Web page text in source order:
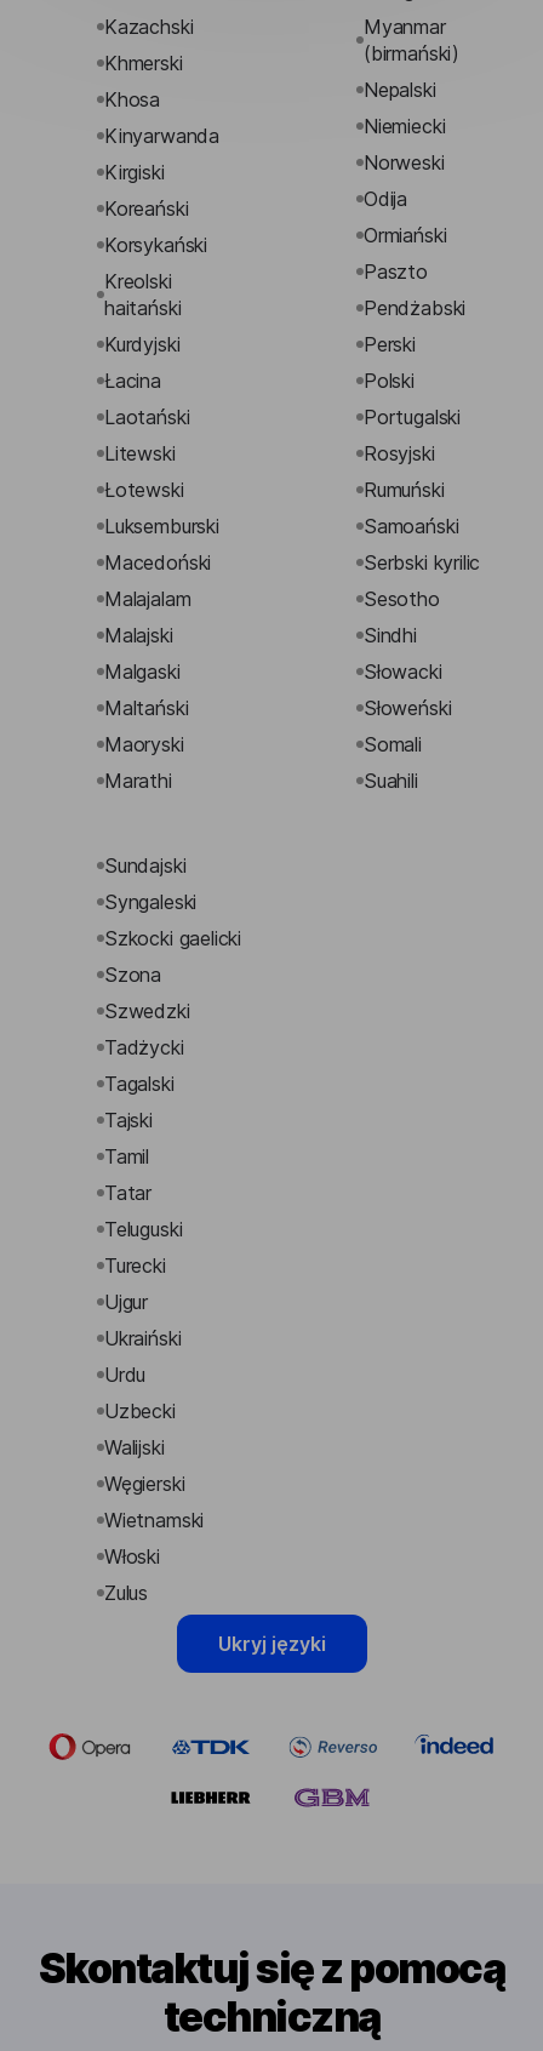
Kazachski
Khmerski
Khosa
Kinyarwanda
Kirgiski
Koreański
Korsykański
Kreolski
haitański
Kurdyjski
Łacina
Laotański
Litewski
Łotewski
Luksemburski
Macedoński
Malajalam
Malajski
Malgaski
Maltański
Maoryski
Marathi
Myanmar
(birmański)
Nepalski
Niemiecki
Norweski
Odija
Ormiański
Paszto
Pendżabski
Perski
Polski
Portugalski
Rosyjski
Rumuński
Samoański
Serbski kyrilic
Sesotho
Sindhi
Słowacki
Słoweński
Somali
Suahili
Sundajski
Syngaleski
Szkocki gaelicki
Szona
Szwedzki
Tadżycki
Tagalski
Tajski
Tamil
Tatar
Teluguski
Turecki
Ujgur
Ukraiński
Urdu
Uzbecki
Walijski
Węgierski
Wietnamski
Włoski
Zulus
Ukryj języki
Skontaktuj się z pomocą
techniczną